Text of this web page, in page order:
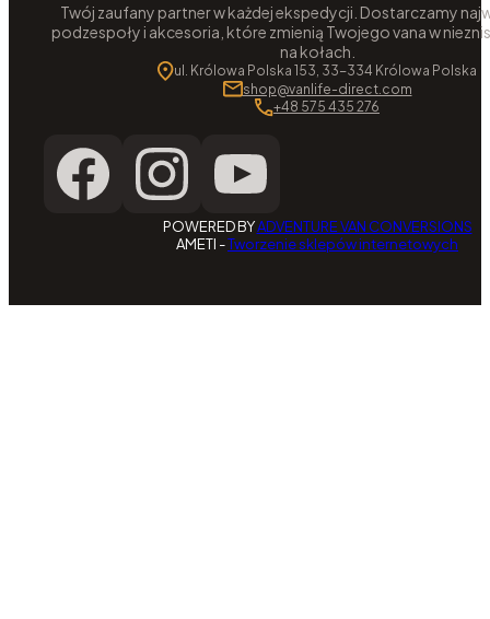
Twój zaufany partner w każdej ekspedycji. Dostarczamy
podzespoły i akcesoria, które zmienią Twojego vana w
na kołach.
ul. Królowa Polska 153, 33-334 Królowa Polska
shop@vanlife-direct.com
+48 575 435 276
POWERED BYADVENTURE VAN CONVERSIONS
AMETI -Tworzenie sklepów internetowych